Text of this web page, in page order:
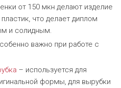
от 150 мкн делают изделие
что делает диплом
и солидным.
важно при работе с
– используется для
формы, для вырубки